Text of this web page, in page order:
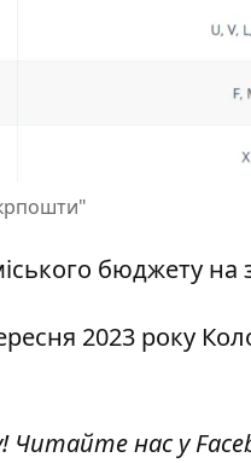
бюджету на
2023 року
Читайте нас у